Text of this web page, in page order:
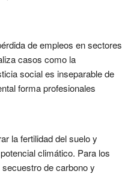
de empleos en sectores
casos como la
social es inseparable de
forma profesionales
la fertilidad del suelo y
climático. Para los
de carbono y